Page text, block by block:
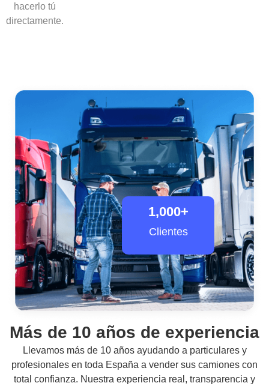
hacerlo tú
directamente.
Clientes
1,000+
Más de 10 años de experiencia
Llevamos más de 10 años ayudando a particulares y
profesionales en toda España a vender sus camiones con
total confianza. Nuestra experiencia real, transparencia y